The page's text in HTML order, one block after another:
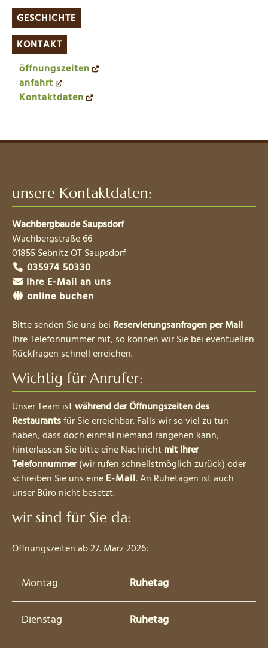
GESCHICHTE
KONTAKT
öffnungszeiten
anfahrt
Kontaktdaten
unsere Kontaktdaten:
Wachbergbaude Saupsdorf
Wachbergstraße 66
01855 Sebnitz OT Saupsdorf
035974 50330
Ihre E-Mail an uns
online buchen
Bitte senden Sie uns bei Reservierungsanfragen per Mail
Ihre Telefonnummer mit, so können wir Sie bei eventuellen
Rückfragen schnell erreichen.
Wichtig für Anrufer:
Unser Team istwährend der Öffnungszeiten des
Restaurantsfür Sie erreichbar. Falls wir so viel zu tun
haben, dass doch einmal niemand rangehen kann,
hinterlassen Sie bitte eine Nachricht mit Ihrer
Telefonnummer(wir rufen schnellstmöglich zurück) oder
schreiben Sie uns eine E-Mail. An Ruhetagen ist auch
unser Büro nicht besetzt.
wir sind für Sie da:
Öffnungszeiten ab 27. März 2026:
Montag Ruhetag
Dienstag Ruhetag